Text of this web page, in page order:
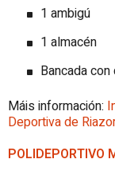
1 ambigú
1 almacén
Bancada
Máis información:
Deportiva de
POLIDEPORTIVO